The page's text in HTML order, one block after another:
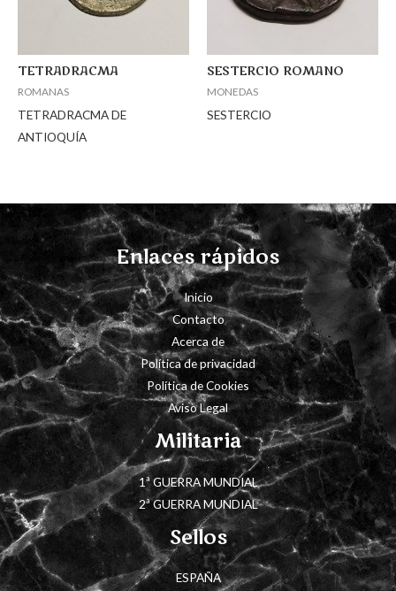
TETRADRACMA
ROMANAS
TETRADRACMA DE
ANTIOQUÍA
SESTERCIO ROMANO
MONEDAS
SESTERCIO
Enlaces rápidos
Inicio
Contacto
Acerca de
Política de privacidad
Política de Cookies
Aviso Legal
Militaria
1ª GUERRA MUNDIAL
2ª GUERRA MUNDIAL
Sellos
ESPAÑA